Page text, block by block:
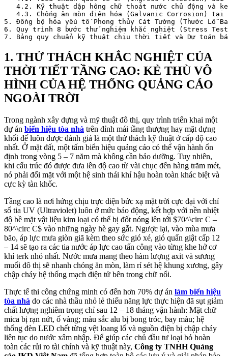
4.2. Kỹ thuật dập hông chữ thoát nước chủ động và
4.3. Chống ăn mòn điện hóa (Galvanic Corrosion) tại
5. Đồng bộ hóa yếu tố Phong thủy Cát Tường (Thước Lỗ
6. Quy trình 8 bước thử nghiệm khắc nghiệt (Stress
1. THỬ THÁCH KHẮC NGHIỆT CỦA
THỜI TIẾT TẦNG CAO: KẺ THÙ VÔ
HÌNH CỦA HỆ THỐNG QUẢNG CÁO
NGOÀI TRỜI
Trong ngành xây dựng và mỹ thuật đô thị, quy trình triển khai một
dự án biển hiệu tòa nhà trên đỉnh mái tầng thượng hay mặt dựng
khối đế luôn được đánh giá là một thử thách kỹ thuật ở cấp độ cao
nhất. Ở mặt đất, một tấm biển hiệu quảng cáo có thể vận hành ổn
định trong vòng 5 – 7 năm mà không cần bảo dưỡng. Tuy nhiên,
khi cấu trúc đó được đưa lên độ cao từ vài chục đến hàng trăm mét,
nó phải đối mặt với một hệ sinh thái khí hậu hoàn toàn khác biệt và
cực kỳ tàn khốc.
Tầng cao là nơi hứng chịu trực diện bức xạ mặt trời cực đại với chỉ
số tia UV (Ultraviolet) luôn ở mức báo động, kết hợp với nền nhiệt
độ bề mặt vật liệu kim loại có thể bị đốt nóng lên tới $70^\circ C –
80^\circ C$ vào những ngày hè gay gắt. Ngược lại, vào mùa mưa
bão, áp lực mưa giòn giã kèm theo sức gió xé, gió quẩn giật cấp 12
– 14 sẽ tạo ra các tia nước áp lực cao tấn công vào từng khe hở cơ
khí terk nhỏ nhất. Nước mưa mang theo hàm lượng axit và sương
muối đô thị sẽ nhanh chóng ăn mòn, làm rỉ sét hệ khung xương, gây
chập cháy hệ thống mạch điện tử bên trong chữ nổi.
Thực tế thi công chứng minh có đến hơn 70% dự án làm biển hiệu
tòa nhà do các nhà thầu nhỏ lẻ thiếu năng lực thực hiện đã sụt giảm
chất lượng nghiêm trọng chỉ sau 12 – 18 tháng vận hành: Mặt chữ
mica bị rạn nứt, ố vàng; màu sắc alu bị bong tróc, bay màu; hệ
thống đèn LED chết từng vệt loang lổ và nguồn điện bị chập cháy
liên tục do nước xâm nhập. Để giúp các chủ đầu tư loại bỏ hoàn
toàn các rủi ro tài chính và kỹ thuật này, Công ty TNHH Quảng